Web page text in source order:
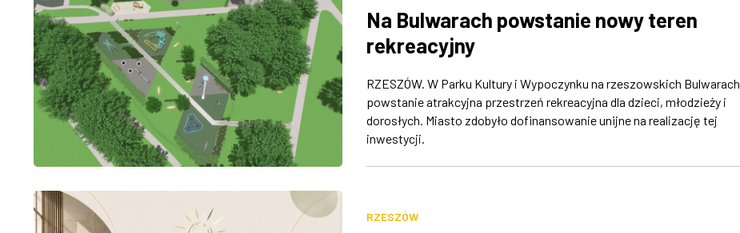
Na Bulwarach powstanie nowy teren
rekreacyjny
RZESZÓW. W Parku Kultury i Wypoczynku na rzeszowskich Bulwarach
powstanie atrakcyjna przestrzeń rekreacyjna dla dzieci, młodzieży i
dorosłych. Miasto zdobyło dofinansowanie unijne na realizację tej
inwestycji.
RZESZÓW